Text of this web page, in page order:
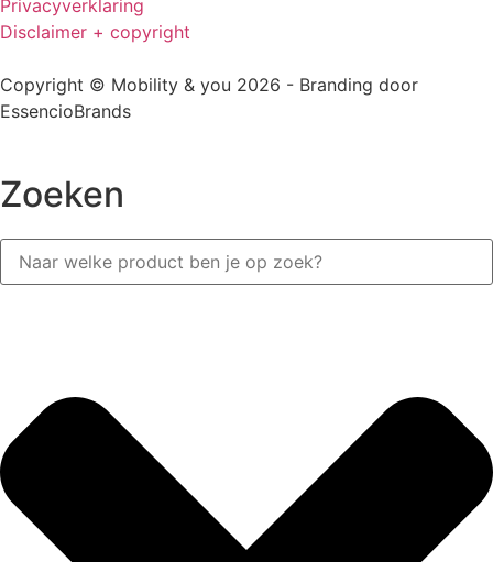
Privacyverklaring
Disclaimer + copyright
Copyright © Mobility & you 2026 - Branding door
EssencioBrands
Zoeken